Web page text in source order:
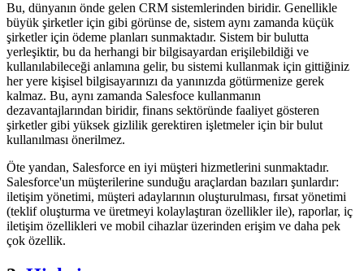
Bu, dünyanın önde gelen CRM sistemlerinden biridir. Genellikle
büyük şirketler için gibi görünse de, sistem aynı zamanda küçük
şirketler için ödeme planları sunmaktadır. Sistem bir bulutta
yerleşiktir, bu da herhangi bir bilgisayardan erişilebildiği ve
kullanılabileceği anlamına gelir, bu sistemi kullanmak için gittiğiniz
her yere kişisel bilgisayarınızı da yanınızda götürmenize gerek
kalmaz. Bu, aynı zamanda Salesfoce kullanmanın
dezavantajlarından biridir, finans sektöründe faaliyet gösteren
şirketler gibi yüksek gizlilik gerektiren işletmeler için bir bulut
kullanılması önerilmez.
Öte yandan, Salesforce en iyi müşteri hizmetlerini sunmaktadır.
Salesforce'un müşterilerine sunduğu araçlardan bazıları şunlardır:
iletişim yönetimi, müşteri adaylarının oluşturulması, fırsat yönetimi
(teklif oluşturma ve üretmeyi kolaylaştıran özellikler ile), raporlar, iç
iletişim özellikleri ve mobil cihazlar üzerinden erişim ve daha pek
çok özellik.